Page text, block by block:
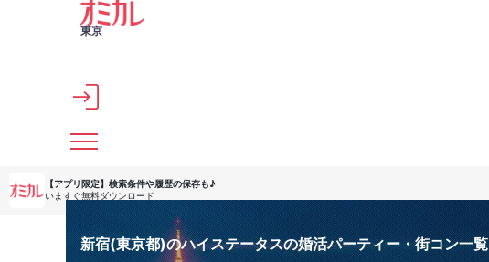
メインコンテンツへスキップ
東京
【アプリ限定】 検索条件や履歴の保存も♪
いますぐ無料ダウンロード
新宿(東京都)のハイステータスの婚活パーティー・街コン一覧